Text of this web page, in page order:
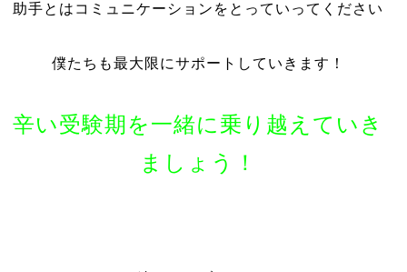
助手とはコミュニケーションをとっていってください
僕たちも最大限にサポートしていきます！
辛い受験期を一緒に乗り越えていき
ましょう！